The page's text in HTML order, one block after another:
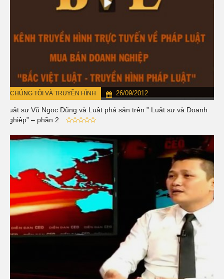
CHÚNG TÔI VÀ TRUYỀN HÌNH 26/09/2012
Luật sư Vũ Ngọc Dũng và Luật phá sản trên ” Luật sư và Doanh
nghiệp” – phần 2